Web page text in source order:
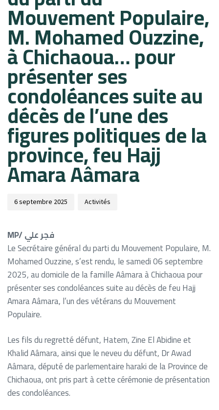
Mouvement Populaire,
M. Mohamed Ouzzine,
à Chichaoua… pour
présenter ses
condoléances suite au
décès de l’une des
figures politiques de la
province, feu Hajj
Amara Aâmara
6 septembre 2025 Activités
MP/ فجر علي
Le Secrétaire général du parti du Mouvement Populaire, M.
Mohamed Ouzzine, s’est rendu, le samedi 06 septembre
2025, au domicile de la famille Aâmara à Chichaoua pour
présenter ses condoléances suite au décès de feu Hajj
Amara Aâmara, l’un des vétérans du Mouvement
Populaire.
Les fils du regretté défunt, Hatem, Zine El Abidine et
Khalid Aâmara, ainsi que le neveu du défunt, Dr Awad
Aâmara, député de parlementaire haraki de la Province de
Chichaoua, ont pris part à cette cérémonie de présentation
des condoléances.